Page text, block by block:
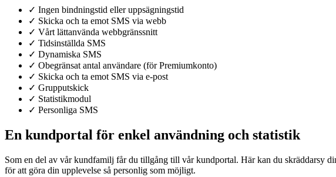
✓ Ingen bindningstid eller uppsägningstid
✓ Skicka och ta emot SMS via webb
✓ Vårt lättanvända webbgränssnitt
✓ Tidsinställda SMS
✓ Dynamiska SMS
✓ Obegränsat antal användare (för Premiumkonto)
✓ Skicka och ta emot SMS via e-post
✓ Grupputskick
✓ Statistikmodul
✓ Personliga SMS
En kundportal för enkel användning och statistik
Som en del av vår kundfamilj får du tillgång till vår kundportal. Här kan du skräddarsy
för att göra din upplevelse så personlig som möjligt.